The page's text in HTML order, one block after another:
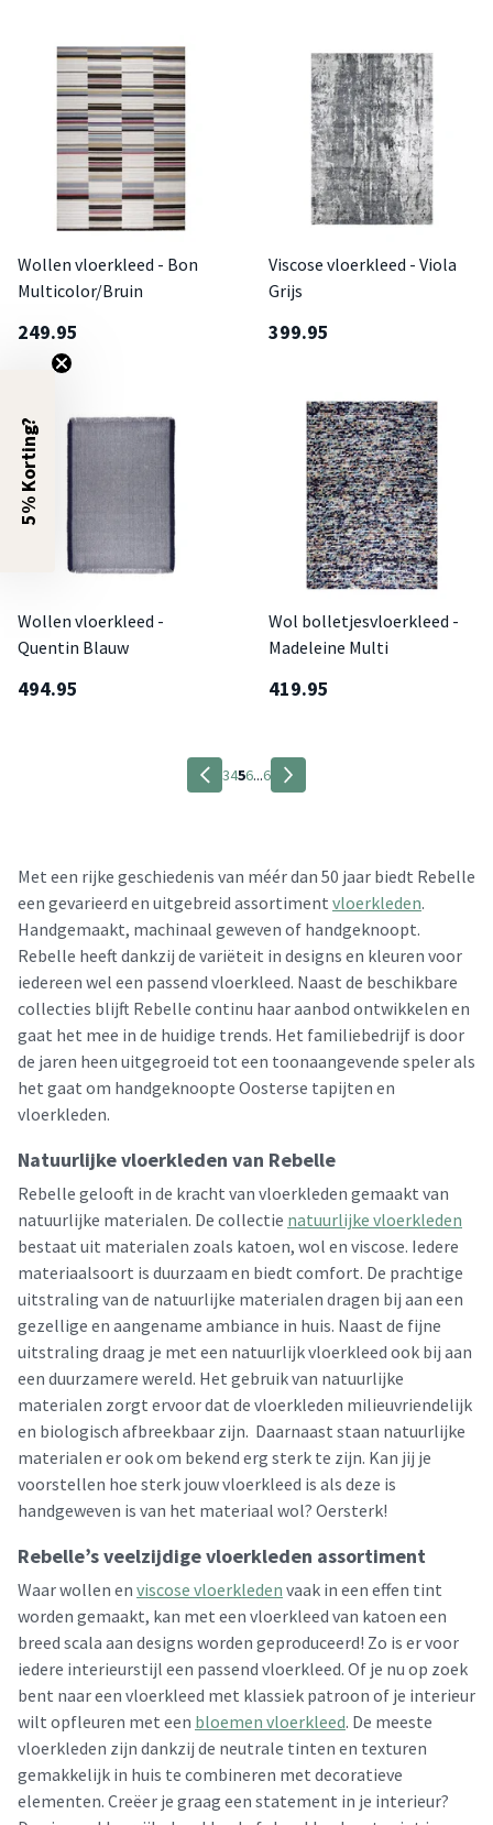
Wollen vloerkleed - Bon
Multicolor/Bruin
249.95
Viscose vloerkleed - Viola
Grijs
399.95
Wollen vloerkleed -
Quentin Blauw
494.95
Wol bolletjesvloerkleed -
Madeleine Multi
419.95
3456...6
Met een rijke geschiedenis van méér dan 50 jaar biedt Rebelle
een gevarieerd en uitgebreid assortiment vloerkleden.
Handgemaakt, machinaal geweven of handgeknoopt.
Rebelle heeft dankzij de variëteit in designs en kleuren voor
iedereen wel een passend vloerkleed. Naast de beschikbare
collecties blijft Rebelle continu haar aanbod ontwikkelen en
gaat het mee in de huidige trends. Het familiebedrijf is door
de jaren heen uitgegroeid tot een toonaangevende speler als
het gaat om handgeknoopte Oosterse tapijten en
vloerkleden.
Natuurlijke vloerkleden van Rebelle
Rebelle gelooft in de kracht van vloerkleden gemaakt van
natuurlijke materialen. De collectie natuurlijke vloerkleden
bestaat uit materialen zoals katoen, wol en viscose. Iedere
materiaalsoort is duurzaam en biedt comfort. De prachtige
uitstraling van de natuurlijke materialen dragen bij aan een
gezellige en aangename ambiance in huis. Naast de fijne
uitstraling draag je met een natuurlijk vloerkleed ook bij aan
een duurzamere wereld. Het gebruik van natuurlijke
materialen zorgt ervoor dat de vloerkleden milieuvriendelijk
en biologisch afbreekbaar zijn. Daarnaast staan natuurlijke
materialen er ook om bekend erg sterk te zijn. Kan jij je
voorstellen hoe sterk jouw vloerkleed is als deze is
handgeweven is van het materiaal wol? Oersterk!
Rebelle’s veelzijdige vloerkleden assortiment
Waar wollen en viscose vloerkleden vaak in een effen tint
worden gemaakt, kan met een vloerkleed van katoen een
breed scala aan designs worden geproduceerd! Zo is er voor
iedere interieurstijl een passend vloerkleed. Of je nu op zoek
bent naar een vloerkleed met klassiek patroon of je interieur
wilt opfleuren met een bloemen vloerkleed. De meeste
vloerkleden zijn dankzij de neutrale tinten en texturen
gemakkelijk in huis te combineren met decoratieve
elementen. Creëer je graag een statement in je interieur?
5% Korting?